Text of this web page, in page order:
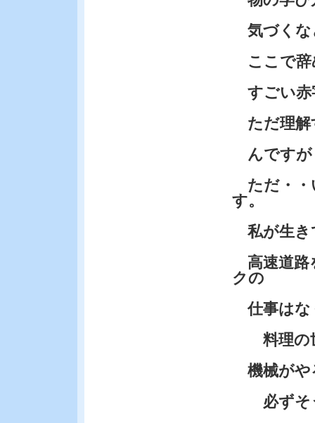
気づくな
ここで辞
すごい赤
ただ理解
んですが
ただ・・
す。
私が生き
高速道路
クの
仕事はな
料理の
機械がや
必ずそ